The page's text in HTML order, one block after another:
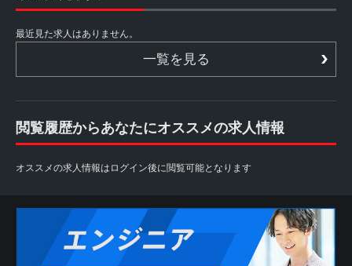
最近見た求人はありません。
一覧を見る
閲覧履歴からあなたにオススメの求人情報
オススメの求人情報はログイン後に閲覧可能となります